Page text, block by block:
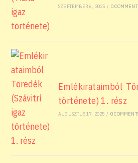
SZEPTEMBER 6, 2025 / 0
Emlékirataimból
története) 1. rész
AUGUSZTUS 17, 2025 / 0